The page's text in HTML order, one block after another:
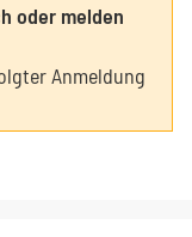
oder melden
Anmeldung